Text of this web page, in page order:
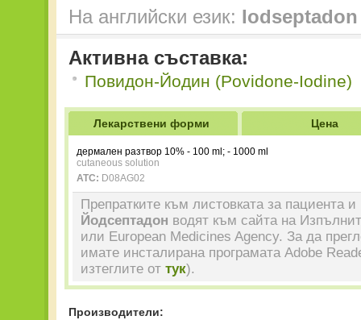
На английски език: Iodseptadon
Активна съставка:
Повидон-Йодин (Povidone-Iodine)
Лекарствени форми Цена
дермален разтвор 10% - 100 ml; - 1000 ml
cutaneous solution
ATC: D08AG02
Препратките към листовката за пациента и
Йодсептадон водят към сайта на
или European Medicines Agency. За да
имате инсталирана програмата Adobe
изтеглите от тук).
Производители: